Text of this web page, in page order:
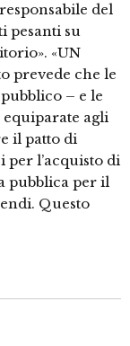
del
pesanti su
«UN
prevede che le
– e le
agli
il patto di
l’acquisto di
pubblica per il
Questo